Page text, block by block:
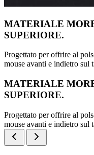
MATERIALE
SUPERIORE.
Progettato per offrire al
mouse avanti e indietro sul
MATERIALE
SUPERIORE.
Progettato per offrire al
mouse avanti e indietro sul